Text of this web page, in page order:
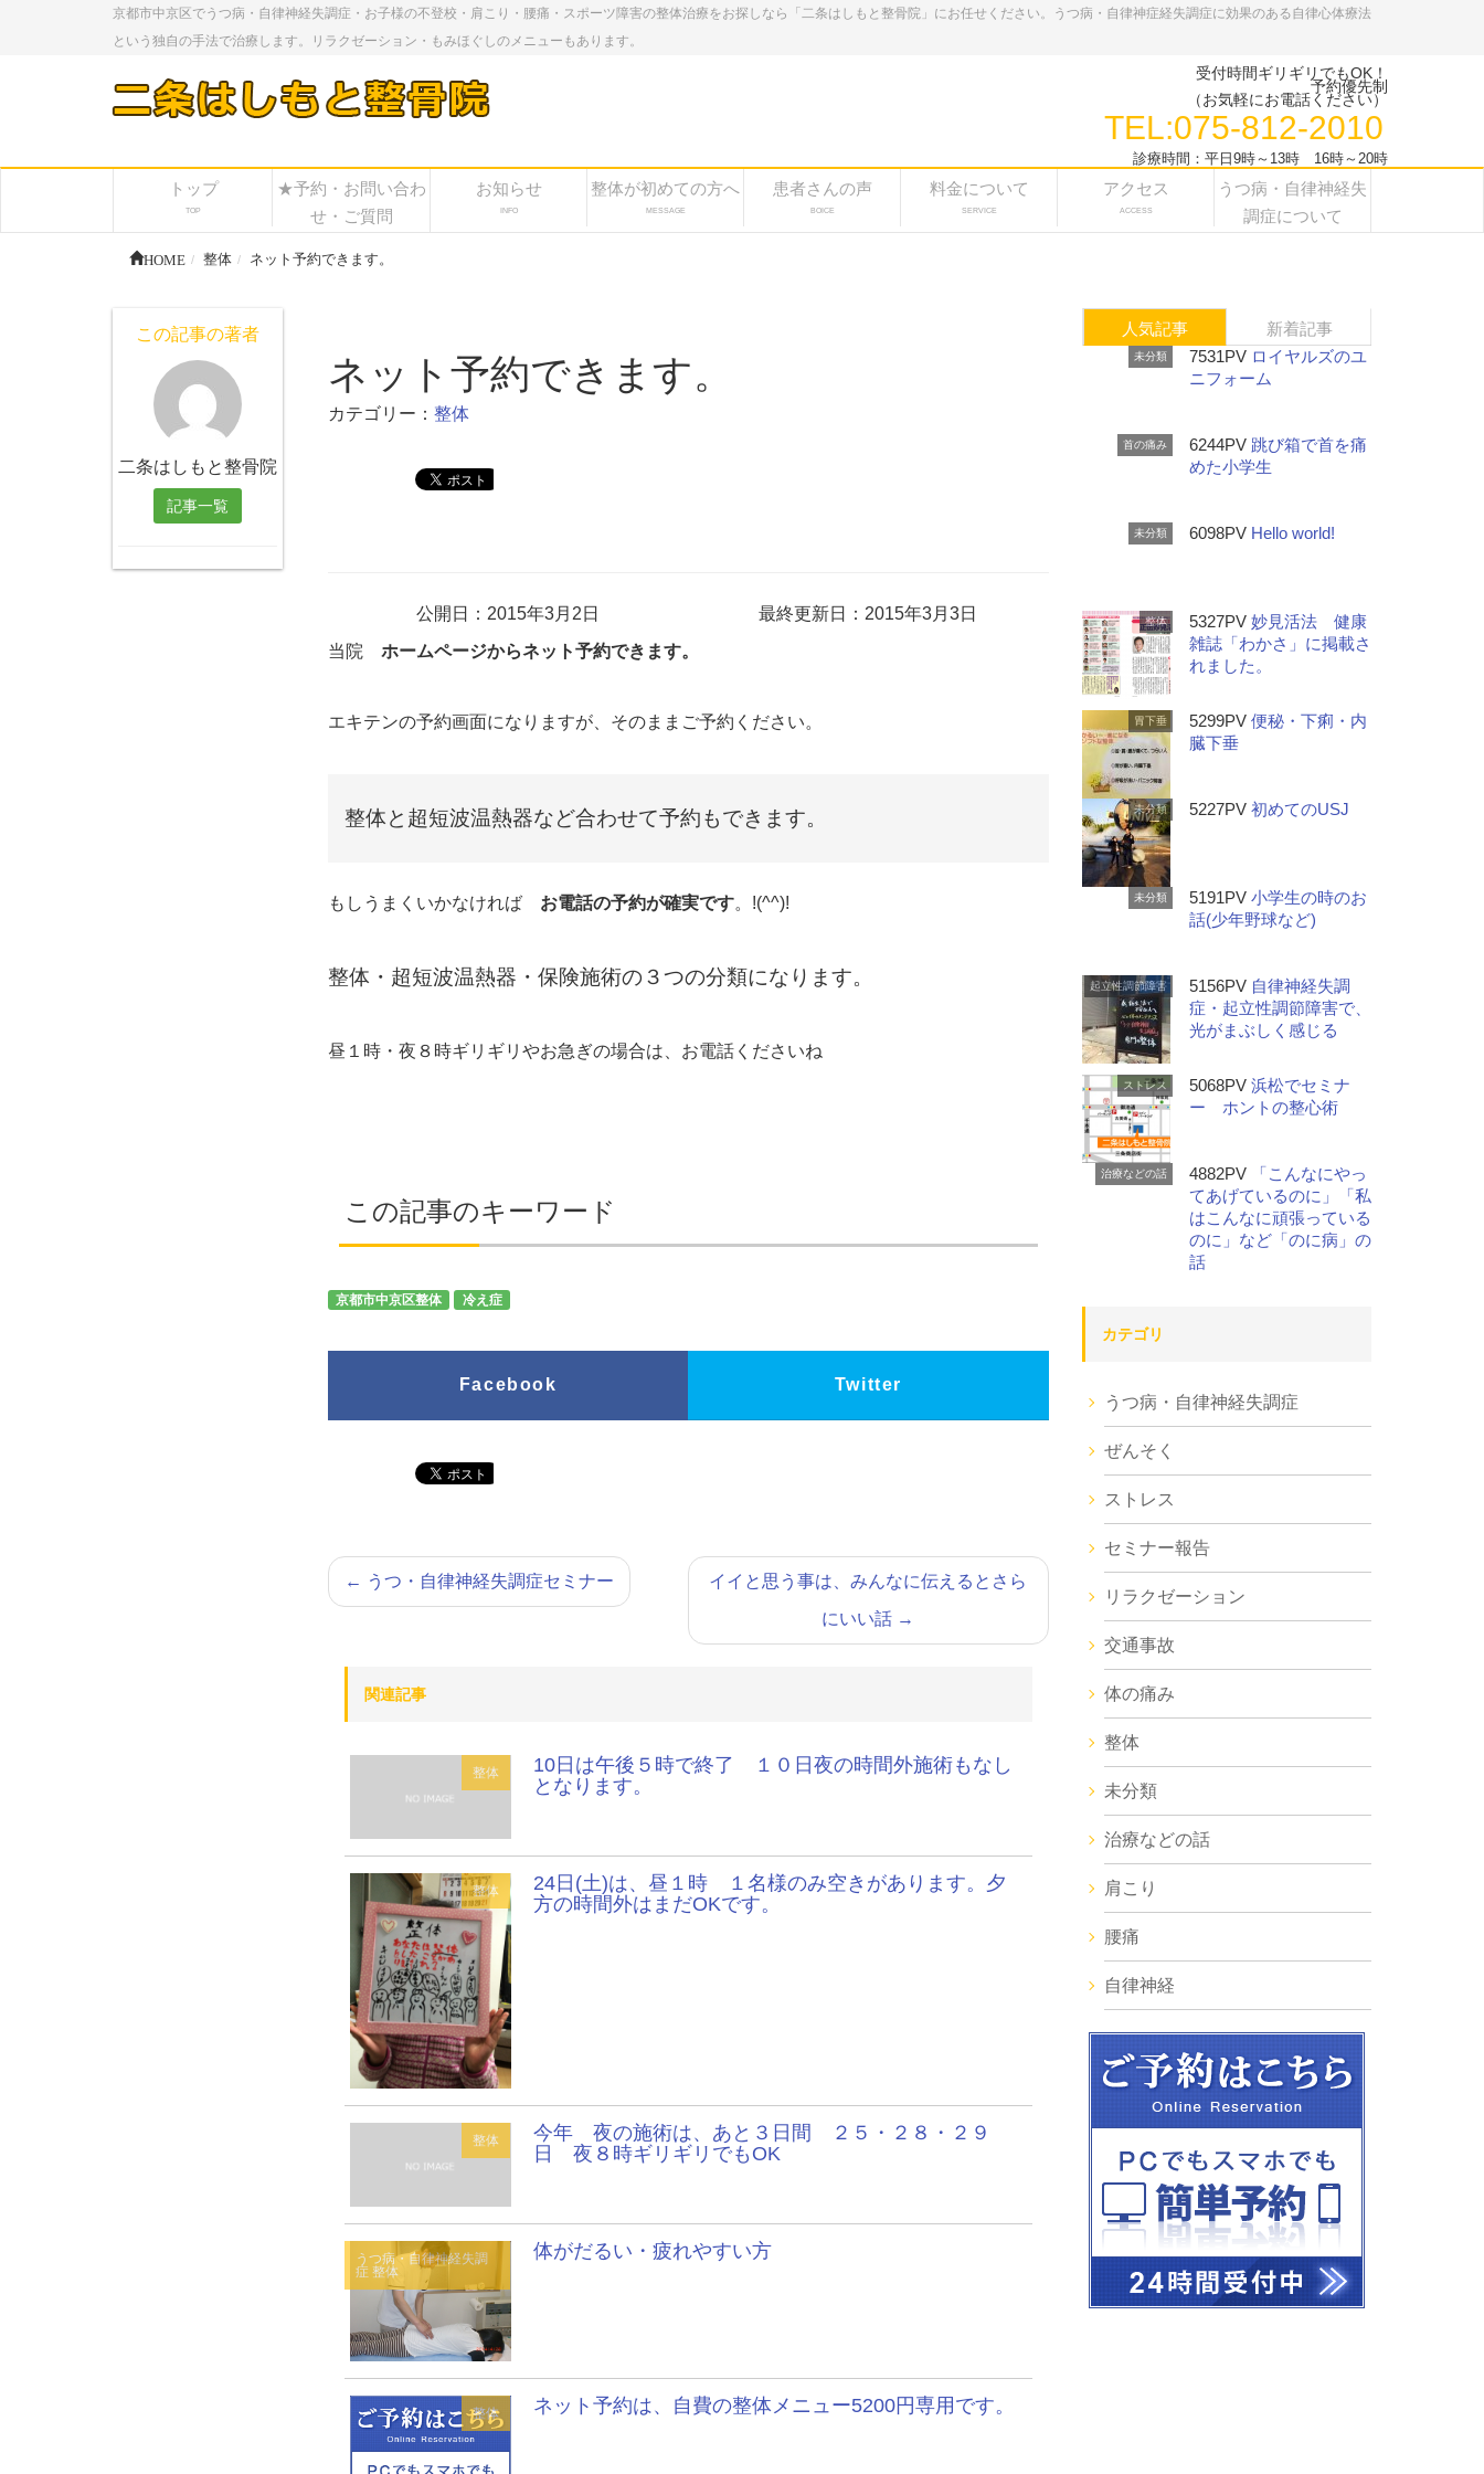
京都市中京区でうつ病・自律神経失調症・お子様の不登校・肩こり・腰痛・スポーツ障害の整体治療をお探しなら「二条はしもと整骨院」にお任せください。うつ病・自律神症経失調症に効果のある自律心体療法
という独自の手法で治療します。リラクゼーション・もみほぐしのメニューもあります。
受付時間ギリギリでもOK！
予約優先制
（お気軽にお電話ください）
TEL:075-812-2010
診療時間：平日9時～13時 16時～20時
トップ
TOP
★予約・お問い合わ
せ・ご質問
お知らせ
INFO
整体が初めての方へ
MESSAGE
患者さんの声
BOICE
料金について
SERVICE
アクセス
ACCESS
うつ病・自律神経失
調症について
HOME 整体 ネット予約できます。
ネット予約できます。
カテゴリー： 整体
公開日：2015年3月2日
最終更新日：2015年3月3日
当院 ホームページからネット予約できます。
エキテンの予約画面になりますが、そのままご予約ください。
整体と超短波温熱器など合わせて予約もできます。
もしうまくいかなければ お電話の予約が確実です。!(^^)!
整体・超短波温熱器・保険施術の３つの分類になります。
昼１時・夜８時ギリギリやお急ぎの場合は、お電話くださいね
この記事のキーワード
京都市中京区整体 冷え症
Facebook Twitter
← うつ・自律神経失調症セミナー
イイと思う事は、みんなに伝えるとさら
にいい話 →
関連記事
整体
10日は午後５時で終了 １０日夜の時間外施術もなし
となります。
整体
24日(土)は、昼１時 １名様のみ空きがあります。夕
方の時間外はまだOKです。
整体
今年 夜の施術は、あと３日間 ２５・２８・２９
日 夜８時ギリギリでもOK
うつ病・自律神経失調
症 整体
体がだるい・疲れやすい方
整体 ネット予約は、自費の整体メニュー5200円専用です。
この記事の著者
二条はしもと整骨院
記事一覧
人気記事 新着記事
未分類 7531PV ロイヤルズのユ
ニフォーム
首の痛み 6244PV 跳び箱で首を痛
めた小学生
未分類 6098PV Hello world!
整体 5327PV 妙見活法 健康
雑誌「わかさ」に掲載さ
れました。
胃下垂 5299PV 便秘・下痢・内
臓下垂
未分類 5227PV 初めてのUSJ
未分類 5191PV 小学生の時のお
話(少年野球など)
起立性調節障害 5156PV 自律神経失調
症・起立性調節障害で、
光がまぶしく感じる
ストレス 5068PV 浜松でセミナ
ー ホントの整心術
治療などの話 4882PV
「こんなにやっ
てあげているのに」「私
はこんなに頑張っている
のに」など「のに病」の
話
カテゴリ
うつ病・自律神経失調症
ぜんそく
ストレス
セミナー報告
リラクゼーション
交通事故
体の痛み
整体
未分類
治療などの話
肩こり
腰痛
自律神経